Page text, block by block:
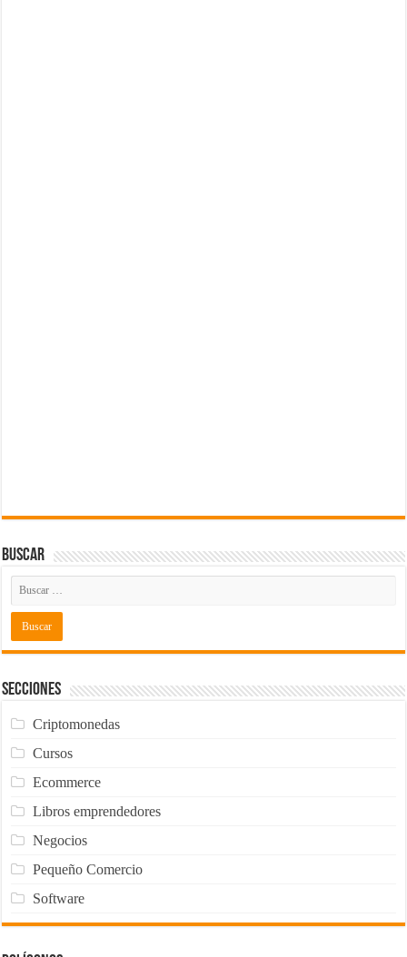
Buscar
Secciones
Criptomonedas
Cursos
Ecommerce
Libros emprendedores
Negocios
Pequeño Comercio
Software